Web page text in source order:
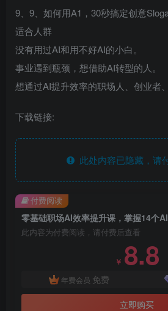
9、9、如何用A1，30秒搞定创意
适合人群
没有用过AI和用不好AI的小白。
事业遇到瓶颈，想借助AI转型的人。
想通过AI提升效率的职场人、创业者
下载链接:
此处内容已隐藏，请
此内容为付费阅读，请付费后查看
￥ 8.8
年费会员 免费
立即购买
付费阅读